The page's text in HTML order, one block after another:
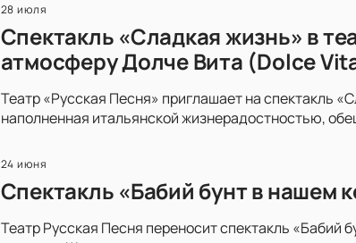
28 июля
Спектакль «Сладкая жизнь» в
атмосферу Долче Вита (Dolce
Театр «Русская Песня» приглашает на спектакль
наполненная итальянской жизнерадостностью,
24 июня
Спектакль «Бабий бунт в нашем
Театр Русская Песня переносит спектакль «Бабий